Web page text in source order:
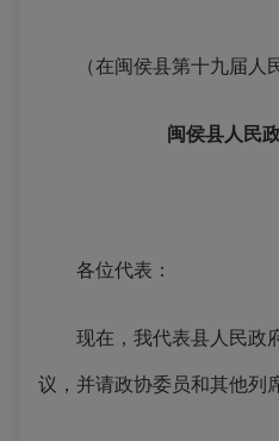
（在闽侯县第十九届人
闽侯县人民
各位代表：
现在，我代表县人民政
议，并请政协委员和其他列